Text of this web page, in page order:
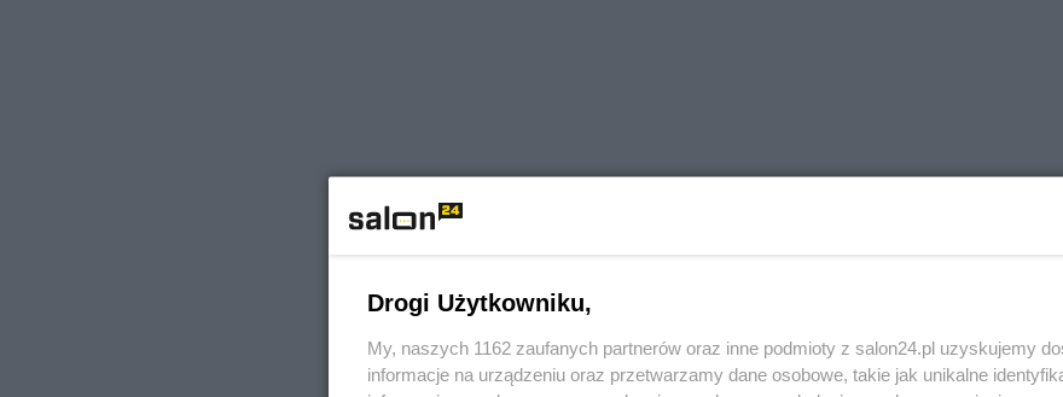
Drogi Użytkowniku,
My, naszych 1162 zaufanych partnerów oraz inne podmioty z salon24.pl uzyskujemy
informacje na urządzeniu oraz przetwarzamy dane osobowe, takie jak unikalne